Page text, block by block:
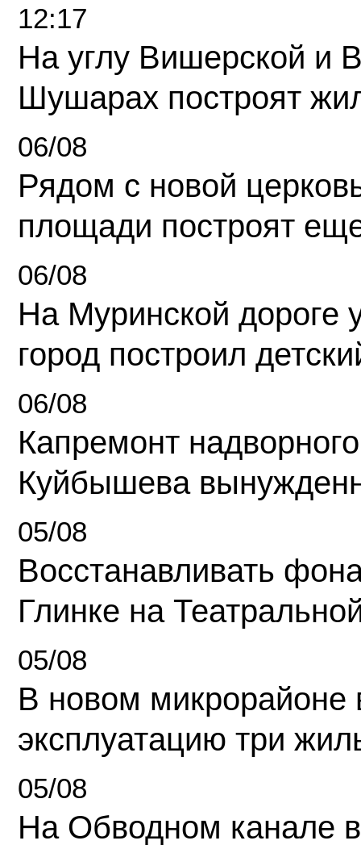
12:17
На углу Вишерской и
Шушарах построят
06/08
Рядом с новой
площади построят
06/08
На Муринской дороге
город построил
06/08
Капремонт
Куйбышева
05/08
Восстанавливать
Глинке на
05/08
В новом микрорайоне
эксплуатацию три
05/08
На Обводном канале